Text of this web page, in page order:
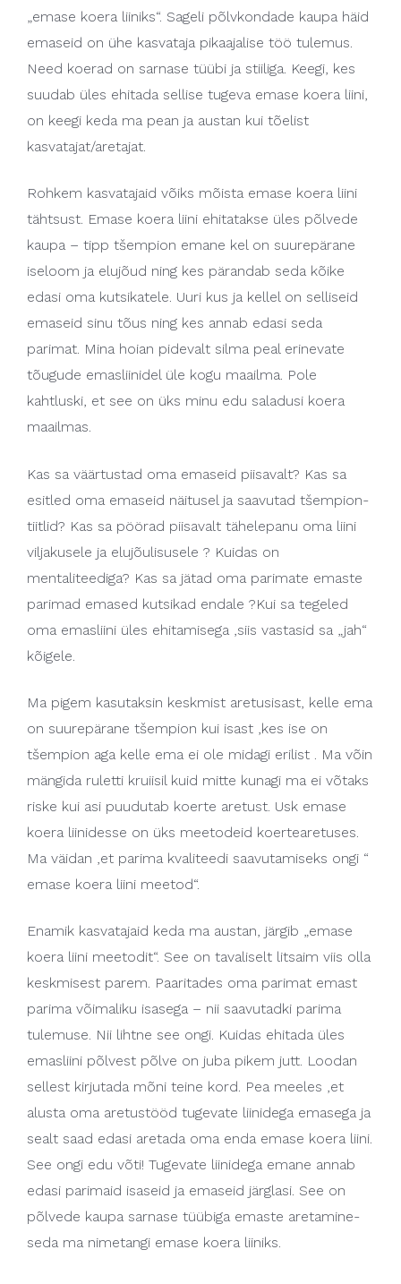
„emase koera liiniks“. Sageli põlvkondade kaupa häid
emaseid on ühe kasvataja pikaajalise töö tulemus.
Need koerad on sarnase tüübi ja stiiliga. Keegi, kes
suudab üles ehitada sellise tugeva emase koera liini,
on keegi keda ma pean ja austan kui tõelist
kasvatajat/aretajat.
Rohkem kasvatajaid võiks mõista emase koera liini
tähtsust. Emase koera liini ehitatakse üles põlvede
kaupa – tipp tšempion emane kel on suurepärane
iseloom ja elujõud ning kes pärandab seda kõike
edasi oma kutsikatele. Uuri kus ja kellel on selliseid
emaseid sinu tõus ning kes annab edasi seda
parimat. Mina hoian pidevalt silma peal erinevate
tõugude emasliinidel üle kogu maailma. Pole
kahtluski, et see on üks minu edu saladusi koera
maailmas.
Kas sa väärtustad oma emaseid piisavalt? Kas sa
esitled oma emaseid näitusel ja saavutad tšempion-
tiitlid? Kas sa pöörad piisavalt tähelepanu oma liini
viljakusele ja elujõulisusele ? Kuidas on
mentaliteediga? Kas sa jätad oma parimate emaste
parimad emased kutsikad endale ?Kui sa tegeled
oma emasliini üles ehitamisega ,siis vastasid sa „jah“
kõigele.
Ma pigem kasutaksin keskmist aretusisast, kelle ema
on suurepärane tšempion kui isast ,kes ise on
tšempion aga kelle ema ei ole midagi erilist . Ma võin
mängida ruletti kruiisil kuid mitte kunagi ma ei võtaks
riske kui asi puudutab koerte aretust. Usk emase
koera liinidesse on üks meetodeid koertearetuses.
Ma väidan ,et parima kvaliteedi saavutamiseks ongi “
emase koera liini meetod“.
Enamik kasvatajaid keda ma austan, järgib „emase
koera liini meetodit“. See on tavaliselt litsaim viis olla
keskmisest parem. Paaritades oma parimat emast
parima võimaliku isasega – nii saavutadki parima
tulemuse. Nii lihtne see ongi. Kuidas ehitada üles
emasliini põlvest põlve on juba pikem jutt. Loodan
sellest kirjutada mõni teine kord. Pea meeles ,et
alusta oma aretustööd tugevate liinidega emasega ja
sealt saad edasi aretada oma enda emase koera liini.
See ongi edu võti! Tugevate liinidega emane annab
edasi parimaid isaseid ja emaseid järglasi. See on
põlvede kaupa sarnase tüübiga emaste aretamine-
seda ma nimetangi emase koera liiniks.